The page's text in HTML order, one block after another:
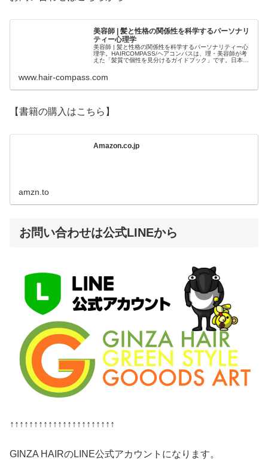
美容師 | 髪と性格の関係性を科学するパーソナリ
ティー心理学
美容師 | 髪と性格の関係性を科学するパーソナリティー心
理学。HAIRCOMPASS/ヘアコンパスは、理・美容師が考
えた「髪質で個性を見分けるガイドブック」です。日本人
www.hair-compass.com
【書籍の購入はこちら】
Amazon.co.jp
amzn.to
お問い合わせは公式LINEから
↑↑↑↑↑↑↑↑↑↑↑↑↑↑↑↑↑↑↑↑↑↑
GINZA HAIRのLINE公式アカウントになります。